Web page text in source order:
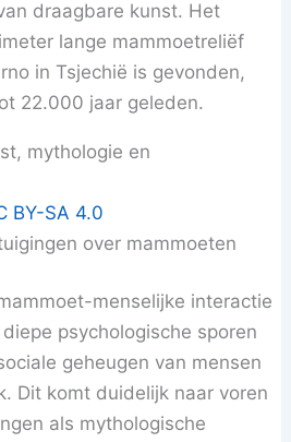
draagbare kunst. Het
lange mammoetreliëf
in Tsjechië is gevonden,
22.000 jaar geleden.
BY-SA 4.0
over mammoeten
menselijke interactie
psychologische sporen
geheugen van mensen
Dit komt duidelijk naar voren
als mythologische